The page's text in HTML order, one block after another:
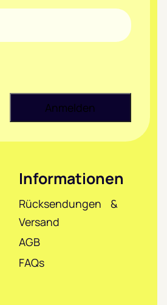
Informationen
Rücksendungen &
Versand
AGB
FAQs